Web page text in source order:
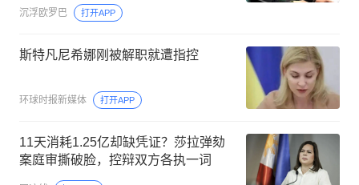
沉浮欧罗巴 打开APP
斯特凡尼希娜刚被解职就遭指控
环球时报新媒体 打开APP
11天消耗1.25亿却缺凭证？莎拉弹劾
案庭审撕破脸，控辩双方各执一词